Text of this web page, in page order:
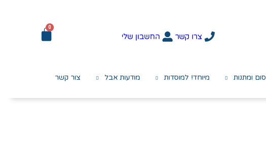
צרו קשר החשבון שלי
0
ומתנות מיוחד! למוסדות מודעות אבל צור קשר